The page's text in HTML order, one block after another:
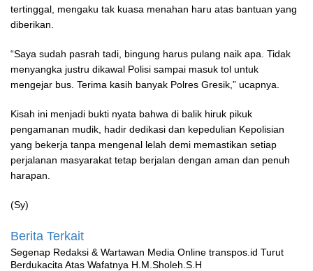
tertinggal, mengaku tak kuasa menahan haru atas bantuan yang
diberikan.
“Saya sudah pasrah tadi, bingung harus pulang naik apa. Tidak
menyangka justru dikawal Polisi sampai masuk tol untuk
mengejar bus. Terima kasih banyak Polres Gresik,” ucapnya.
Kisah ini menjadi bukti nyata bahwa di balik hiruk pikuk
pengamanan mudik, hadir dedikasi dan kepedulian Kepolisian
yang bekerja tanpa mengenal lelah demi memastikan setiap
perjalanan masyarakat tetap berjalan dengan aman dan penuh
harapan.
(Sy)
Berita Terkait
Segenap Redaksi & Wartawan Media Online transpos.id Turut
Berdukacita Atas Wafatnya H.M.Sholeh.S.H